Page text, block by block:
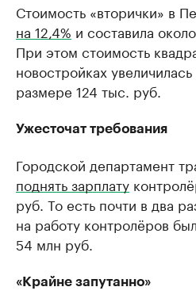
Стоимость «вторички» в
на 12,4% и составила
При этом стоимость
новостройках
размере 124 тыс. руб.
Ужесточат требования
Городской департамент
поднять зарплату
руб. То есть почти в два
на работу контролёров
54 млн руб.
«Крайне запутанно»